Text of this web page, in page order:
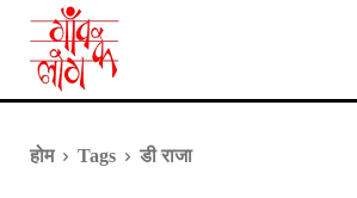
होम Tags डी राजा